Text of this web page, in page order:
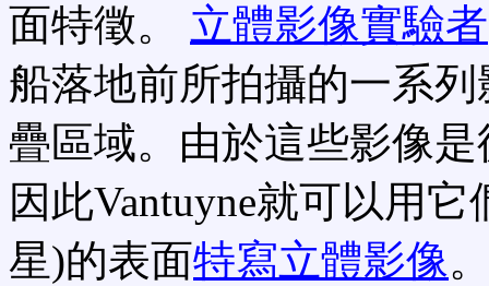
面特徵。 立體影像實驗者
船落地前所拍攝的一系
疊區域。由於這些影像是
因此Vantuyne就可以用
星)的表面特寫立體影像